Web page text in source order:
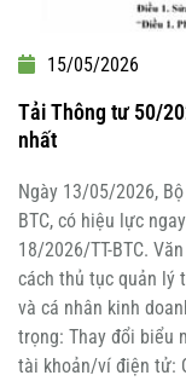
15/05/2026
Tải Thông tư 50/
nhất
Ngày 13/05/2026,
BTC, có hiệu lực
18/2026/TT-BTC.
cách thủ tục quản lý
và cá nhân kinh
trọng: Thay đổi biểu
tài khoản/ví điện tử: